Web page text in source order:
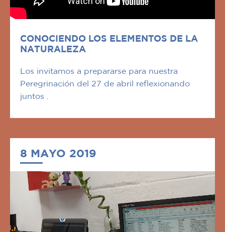
CONOCIENDO LOS ELEMENTOS DE LA
NATURALEZA
Los invitamos a prepararse para nuestra
Peregrinación del 27 de abril reflexionando
juntos .
8 MAYO 2019